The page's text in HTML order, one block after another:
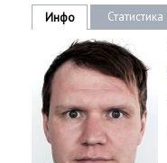
Инфо
Статистика